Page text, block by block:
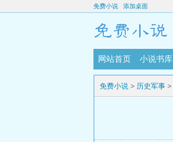
免费小说 添加桌面
网站首页 小说书库
免费小说 > 历史军事 >